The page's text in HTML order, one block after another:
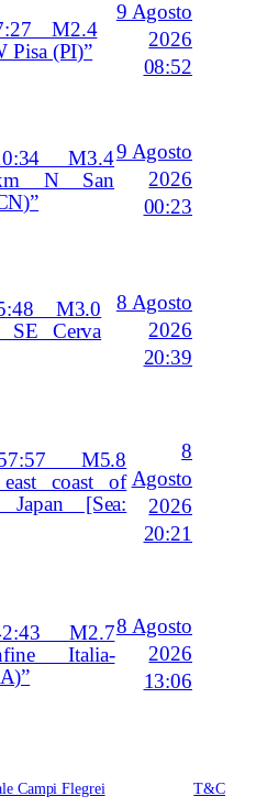
M2.4
Pisa (PI)”
9 Agosto
2026
08:52
M3.4
N San
9 Agosto
2026
00:23
M3.0
SE Cerva
8 Agosto
2026
20:39
M5.8
east coast of
Japan [Sea:
8
Agosto
2026
20:21
M2.7
Italia-
8 Agosto
2026
13:06
Campi Flegrei T&C